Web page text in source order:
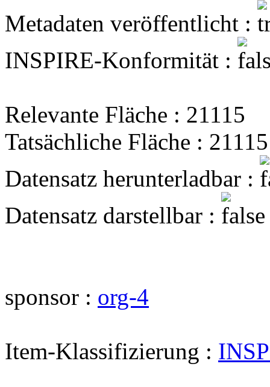
Metadaten veröffentlicht :
INSPIRE-Konformität :
Relevante Fläche : 21115
Tatsächliche Fläche : 21115
Datensatz herunterladbar :
Datensatz darstellbar :
sponsor : org-4
Item-Klassifizierung :